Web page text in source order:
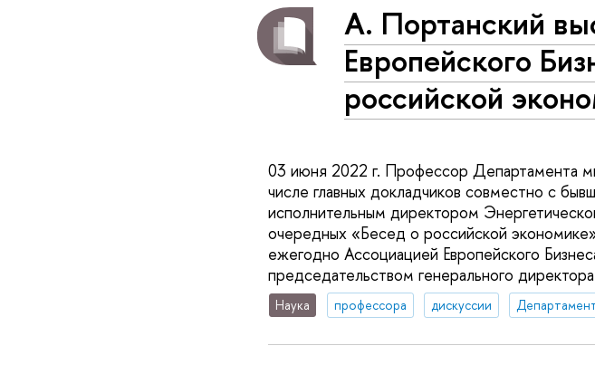
А. Портанский
Европейского
российской
03 июня 2022 г. Профессор Департамента
числе главных докладчиков совместно с
исполнительным директором
очередных «Бесед о российской
ежегодно Ассоциацией Европейского
председательством генерального
Наука профессора дискуссии